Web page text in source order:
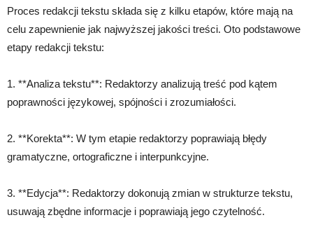
Proces redakcji tekstu składa się z kilku etapów, które mają na
celu zapewnienie jak najwyższej jakości treści. Oto podstawowe
etapy redakcji tekstu:
1. **Analiza tekstu**: Redaktorzy analizują treść pod kątem
poprawności językowej, spójności i zrozumiałości.
2. **Korekta**: W tym etapie redaktorzy poprawiają błędy
gramatyczne, ortograficzne i interpunkcyjne.
3. **Edycja**: Redaktorzy dokonują zmian w strukturze tekstu,
usuwają zbędne informacje i poprawiają jego czytelność.